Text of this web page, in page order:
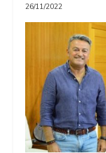
26/11/2022